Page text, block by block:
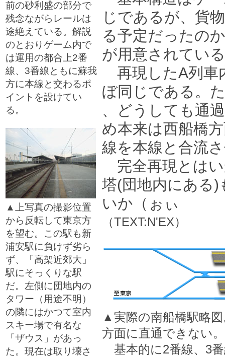
前の砂利盛の部分で
残念ながらレールは
途絶えている。解説
のとおりゲーム内で
は運用の都合上2番
線、3番線ともに蘇我
方に本線と交わるポ
イントを設けてい
る。
▲上写真の撮影位置
から反転して東京方
を望む。この駅も新
浦安駅に負けず劣ら
ず、「高架近郊大」
駅にそっくりな駅
だ。左側に団地内の
タワー（用途不明）
の隣にはかつて室内
スキー場で有名な
「ザウス」があっ
た。現在は取り壊さ
じであるが、貨
る予定だったの
が用意されてい
再現したA列車
ぼ同じである。
、どうしても通
め本来は西船橋
線を本線と合流
完全再現とは
塔(団地内にある
いか（ぉぃ
（TEXT:N'EX）
▲実際の南船橋駅略
方面に直通できない。
基本的に2番線、3